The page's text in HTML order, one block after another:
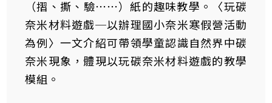
（摺、撕、驗⋯⋯）紙的趣味教學。〈玩碳
奈米材料遊戲─以辦理國小奈米寒假營活動
為例〉一文介紹可帶領學童認識自然界中碳
奈米現象，體現以玩碳奈米材料遊戲的教學
模組。